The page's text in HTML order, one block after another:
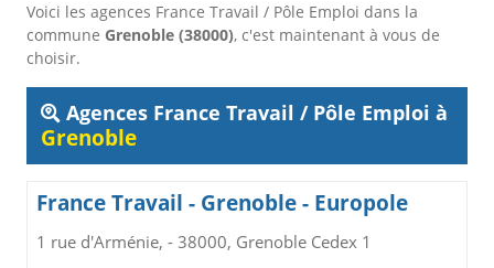
Voici les agences France Travail / Pôle Emploi dans la
commune Grenoble (38000), c'est maintenant à vous de
choisir.
Agences France Travail / Pôle Emploi à
Grenoble
France Travail - Grenoble - Europole
1 rue d'Arménie, - 38000, Grenoble Cedex 1